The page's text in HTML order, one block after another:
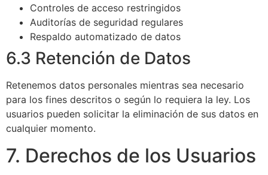
Controles de acceso restringidos
Auditorías de seguridad regulares
Respaldo automatizado de datos
6.3 Retención de Datos
Retenemos datos personales mientras sea necesario
para los fines descritos o según lo requiera la ley. Los
usuarios pueden solicitar la eliminación de sus datos en
cualquier momento.
7. Derechos de los Usuarios